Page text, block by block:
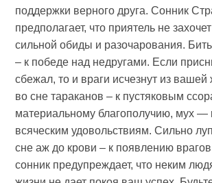
поддержки верного друга. Сонник
предполагает, что приятель не
сильной обиды и разочарования.
– к победе над недругами. Если
сбежал, то и враги исчезнут из вашей
во сне тараканов – к пустяковым
материальному благополучию, мух —
всяческим удовольствиям. Сильно
сне аж до крови – к появлению
сонник предупреждает, что неким